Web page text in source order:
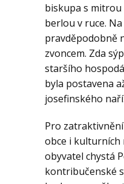
biskupa s
berlou v ruce.
pravděpodobně
zvoncem. Zda
staršího
byla postavena
josefinského
Pro
obce i kulturních
obyvatel chystá
kontribučenské